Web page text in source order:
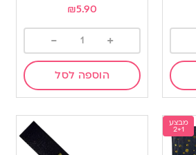
₪5.90
+
-
הוספה לסל
מבצע
2+1